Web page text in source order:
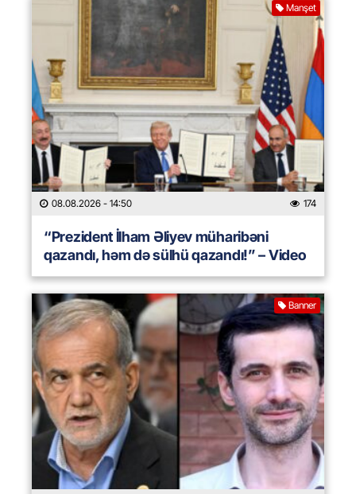
Manşet
08.08.2026 - 14:50 174
“Prezident İlham Əliyev müharibəni
qazandı, həm də sülhü qazandı!” – Video
Banner